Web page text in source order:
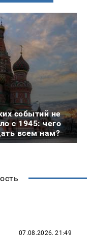
событий не
с 1945: чего
всем нам?
07.08.2026, 21:49